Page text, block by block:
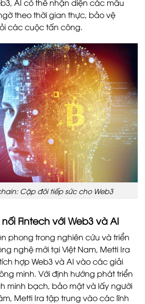
AI có thể nhận diện các mẫu
theo thời gian thực, bảo vệ
các cuộc tấn công.
Cặp đôi tiếp sức cho Web3
Fintech với Web3 và AI
phong trong nghiên cứu và triển
nghệ mới tại Việt Nam, Metti Ira
hợp Web3 và AI vào các giải
minh. Với định hướng phát triển
minh bạch, bảo mật và lấy người
Metti Ira tập trung vào các lĩnh